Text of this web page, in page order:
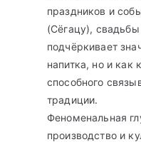
праздников и
(Сёгацу),
подчёркивает
напитка, но и как
способного
традиции.
Феноменальная
производство и